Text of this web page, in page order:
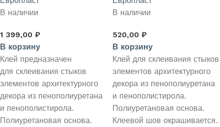
290 мл.
В наличии
1 399,00 ₽
В корзину
Клей предназначен
для склеивания стыков
элементов архитектурного
декора из пенополиуретана
и пенополистирола.
Полиуретановая основа.
60 мл.
В наличии
520,00 ₽
В корзину
Клей для склеивания стыков
элементов архитектурного
декора из пенополиуретана
и пенополистирола.
Полиуретановая основа.
Клеевой шов окрашивается.